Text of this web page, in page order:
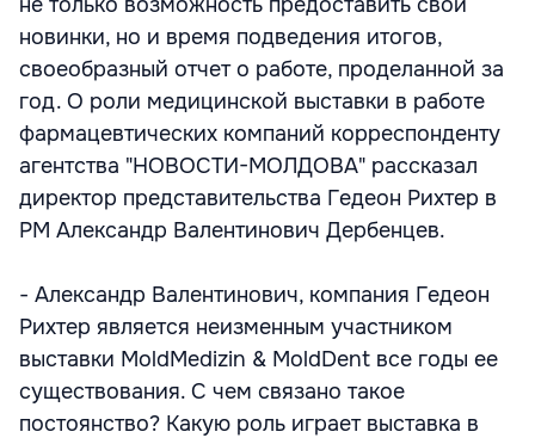
новинки, но и время подведения итогов,
своеобразный отчет о работе, проделанной за
год. О роли медицинской выставки в работе
фармацевтических компаний корреспонденту
агентства "НОВОСТИ-МОЛДОВА" рассказал
директор представительства Гедеон Рихтер в
РМ Александр Валентинович Дербенцев.
- Александр Валентинович, компания Гедеон
Рихтер является неизменным участником
выставки MoldMedizin & MoldDent все годы ее
существования. С чем связано такое
постоянство? Какую роль играет выставка в